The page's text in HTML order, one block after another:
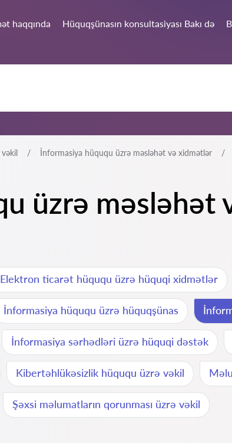
haqqında Hüquqşünasın konsultasiyası Bakı də
İnformasiya hüququ üzrə məsləhət və xidmətlər
üzrə məsləhət
Elektron ticarət hüququ üzrə hüquqi xidmətlər
İnformasiya hüququ üzrə hüquqşünas
İnformasiya sərhədləri üzrə hüquqi dəstək
Kibertəhlükəsizlik hüququ üzrə vəkil
Şəxsi məlumatların qorunması üzrə vəkil